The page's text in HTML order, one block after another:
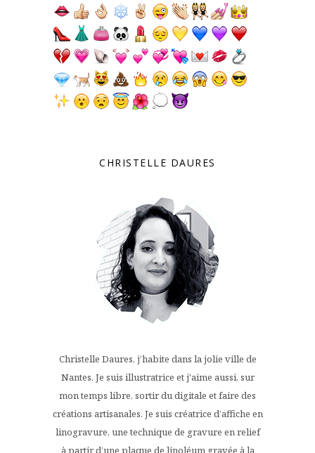
CHRISTELLE DAURES
Christelle Daures, j’habite dans la jolie ville de
Nantes. Je suis illustratrice et j'aime aussi, sur
mon temps libre, sortir du digitale et faire des
créations artisanales. Je suis créatrice d’affiche en
linogravure, une technique de gravure en relief
à partir d’une plaque de linoléum gravée à la